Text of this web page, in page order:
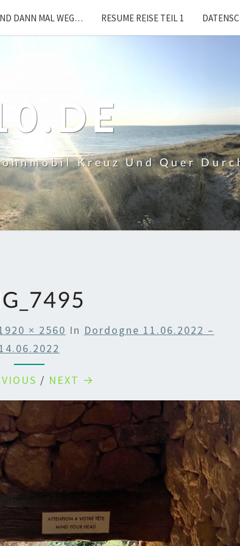
DANN MAL WEG… RESUME REISE TEIL 1
Kreuz Und Quer
× 2560 In Dordogne 11.06.2022 –
14.06.2022
/ NEXT →